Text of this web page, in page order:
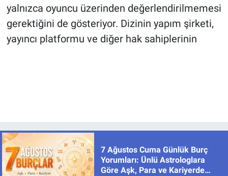
yalnızca oyuncu üzerinden değerlendirilmemesi
gerektiğini de gösteriyor. Dizinin yapım şirketi,
yayıncı platformu ve diğer hak sahiplerinin
7 Ağustos Cuma Günlük Burç
Yorumları: Ünlü Astrologlara
Göre Aşk, Para ve Kariyerde